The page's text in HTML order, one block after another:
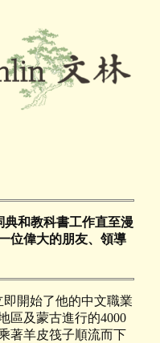
典和教科書工作直至漫
位偉大的朋友、領導
即開始了他的中文職業
區及蒙古進行的4000
著羊皮筏子順流而下